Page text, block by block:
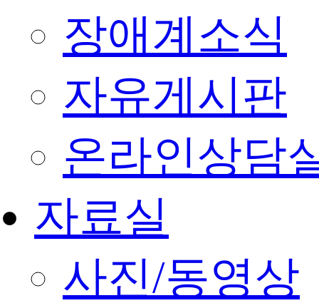
장애계소식
자유게시판
온라인상담
자료실
사진/동영상